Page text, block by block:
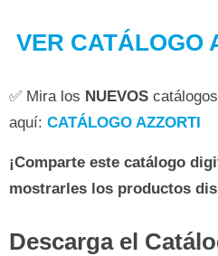
VER CATÁLOGO
✅ Mira los NUEVOS
aquí: CATÁLOGO AZZORTI
¡Comparte este catálogo
mostrarles los productos
Descarga el